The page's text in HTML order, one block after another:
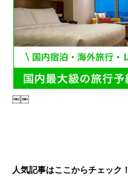
￼￼
人気記事はここからチェック！